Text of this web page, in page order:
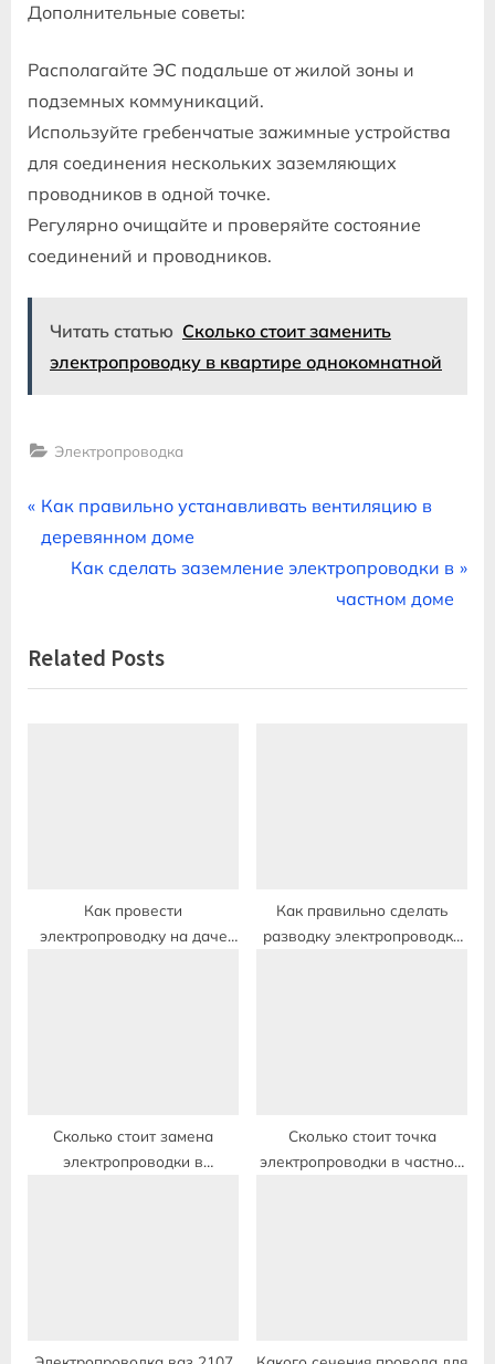
Дополнительные советы:
Располагайте ЭС подальше от жилой зоны и
подземных коммуникаций.
Используйте гребенчатые зажимные устройства
для соединения нескольких заземляющих
проводников в одной точке.
Регулярно очищайте и проверяйте состояние
соединений и проводников.
Читать статью Сколько стоит заменить
электропроводку в квартире однокомнатной
Электропроводка
Навигация
по
P
r
o
u
Как правильно устанавливать вентиляцию в
деревянном доме
N
t
P
Как сделать заземление электропроводки в
частном доме
Related Posts
Как провести
электропроводку на даче
Как правильно сделать
разводку электропроводки
Сколько стоит замена
электропроводки в
Сколько стоит точка
электропроводки в частном